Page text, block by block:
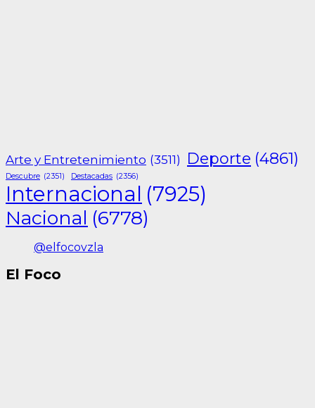
Arte y Entretenimiento (3511) Deporte (4861)
Descubre (2351) Destacadas (2356)
Internacional (7925)
Nacional (6778)
@elfocovzla
El Foco